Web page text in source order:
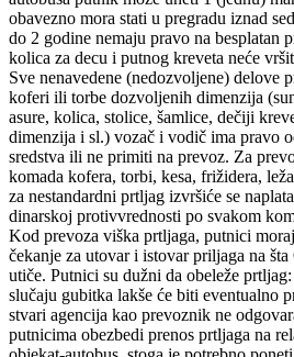
obavezno mora stati u pregradu iznad
do 2 godine nemaju pravo na besplatan
kolica za decu i putnog kreveta neće
Sve nenavedene (nedozvoljene) delove
koferi ili torbe dozvoljenih dimenzija
asure, kolica, stolice, šamlice, dečiji
dimenzija i sl.) vozač i vodič ima pravo
sredstva ili ne primiti na prevoz. Za
komada kofera, torbi, kesa, frižidera,
za nestandardni prtljag izvršiće se
dinarskoj protivvrednosti po svakom
Kod prevoza viška prtljaga, putnici
čekanje za utovar i istovar priljaga na
utiče. Putnici su dužni da obeleže
slučaju gubitka lakše će biti eventualno
stvari agencija kao prevoznik ne
putnicima obezbedi prenos prtljaga na